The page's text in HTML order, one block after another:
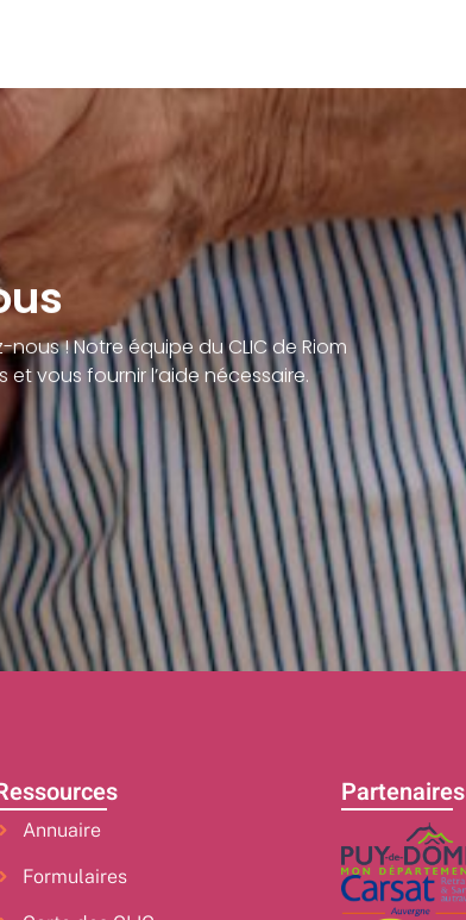
! Notre équipe du CLIC de Riom
vous fournir l’aide nécessaire.
Annuaire
Formulaires
Partenaires